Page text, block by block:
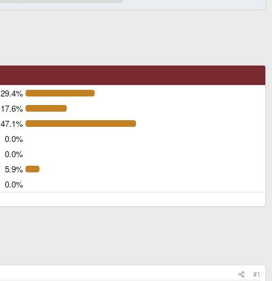
29.4%
17.6%
47.1%
0.0%
0.0%
5.9%
0.0%
#1